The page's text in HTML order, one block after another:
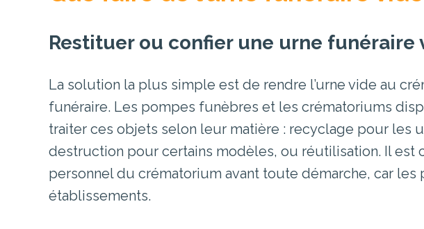
Restituer ou confier une urne
La solution la plus simple est de rendre l’urne vide au
funéraire. Les pompes funèbres et les crématoriums
traiter ces objets selon leur matière : recyclage pour les
destruction pour certains modèles, ou réutilisation. Il est
personnel du crématorium avant toute démarche, car
établissements.